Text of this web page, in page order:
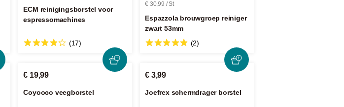
ECM reinigingsborstel voor
espressomachines
(17)
€ 30,99 / St
Espazzola brouwgroep reiniger
zwart 53mm
(2)
€ 19,99
Coyooco veegborstel
€ 3,99
Joefrex schermdrager borstel